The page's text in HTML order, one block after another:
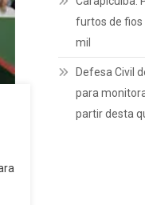
furtos de fios
mil
Defesa Civil
para
partir desta